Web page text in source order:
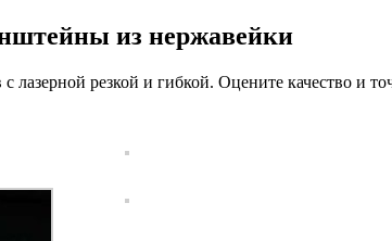
из нержавейки
резкой и гибкой. Оцените качество и